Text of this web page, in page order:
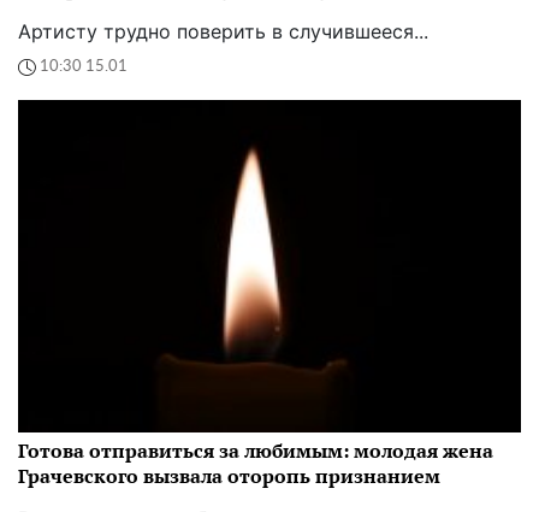
Артисту трудно поверить в случившееся...
10:30 15.01
Готова отправиться за любимым: молодая жена
Грачевского вызвала оторопь признанием